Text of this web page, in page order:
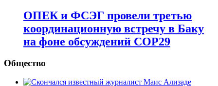
ОПЕК и ФСЭГ провели третью
координационную встречу в Баку
на фоне обсуждений COP29
Общество